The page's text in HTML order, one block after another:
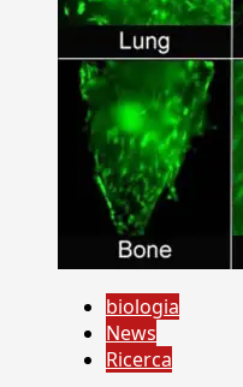
biologia
News
Ricerca